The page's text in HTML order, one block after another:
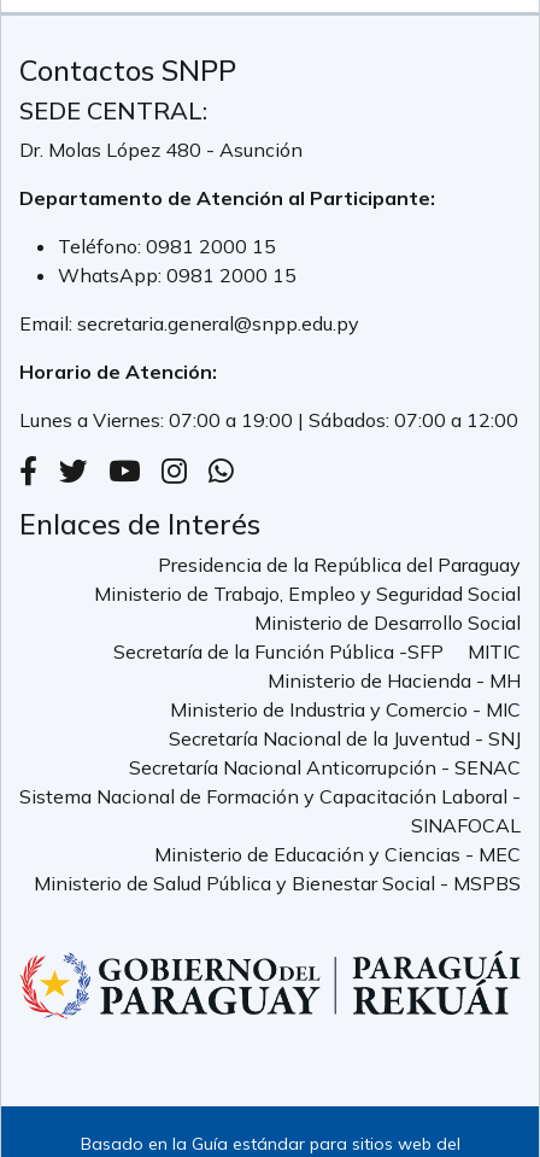
Contactos SNPP
SEDE CENTRAL:
Dr. Molas López 480 - Asunción
Departamento de Atención al Participante:
Teléfono: 0981 2000 15
WhatsApp: 0981 2000 15
Email: secretaria.general@snpp.edu.py
Horario de Atención:
Lunes a Viernes: 07:00 a 19:00 | Sábados: 07:00 a 12:00
Enlaces de Interés
Presidencia de la República del Paraguay
Ministerio de Trabajo, Empleo y Seguridad Social
Ministerio de Desarrollo Social
Secretaría de la Función Pública -SFP
MITIC
Ministerio de Hacienda - MH
Ministerio de Industria y Comercio - MIC
Secretaría Nacional de la Juventud - SNJ
Secretaría Nacional Anticorrupción - SENAC
Sistema Nacional de Formación y Capacitación Laboral -
SINAFOCAL
Ministerio de Educación y Ciencias - MEC
Ministerio de Salud Pública y Bienestar Social - MSPBS
Basado en la Guía estándar para sitios web del